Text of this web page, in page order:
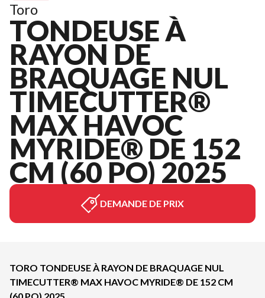
Toro
TONDEUSE À
RAYON DE
BRAQUAGE NUL
TIMECUTTER®
MAX HAVOC
MYRIDE® DE 152
CM (60 PO) 2025
DEMANDE DE PRIX
TORO TONDEUSE À RAYON DE BRAQUAGE NUL
TIMECUTTER® MAX HAVOC MYRIDE® DE 152 CM